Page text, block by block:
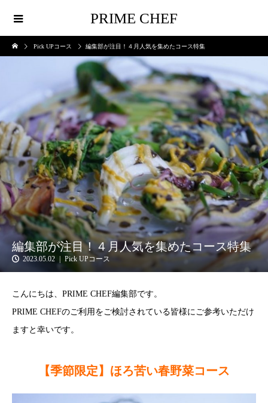
PRIME CHEF
Pick UPコース 編集部が注目！４月人気を集めたコース特集
編集部が注目！４月人気を集めたコース特集
2023.05.02 Pick UPコース
こんにちは、PRIME CHEF編集部です。
PRIME CHEFのご利用をご検討されている皆様にご参考いただけ
ますと幸いです。
【季節限定】ほろ苦い春野菜コース